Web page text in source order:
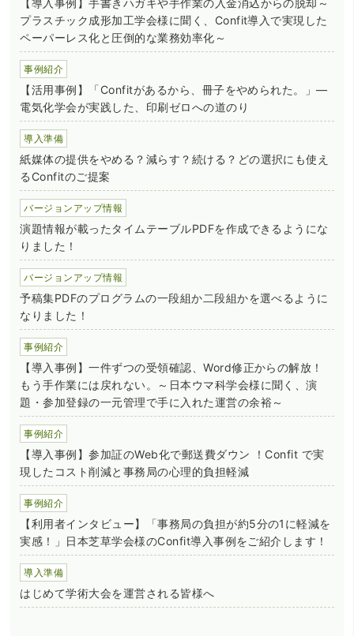
【導入事例】手書きハガキや手作業の入金消込からの脱却～
プラスチック成形加工学会様に聞く、Confit導入で実現した
ペーパーレス化と圧倒的な業務効率化～
事例紹介
【活用事例】「Confitがあるから、冊子をやめられた。」―
電気化学会が実践した、印刷ゼロへの道のり
導入準備
紙媒体の提供をやめる？減らす？続ける？どの選択にも使え
るConfitのご提案
バージョンアップ情報
演題情報が載ったタイムテーブルPDFを作成できるようにな
りました！
バージョンアップ情報
予稿集PDFのプログラムの一段組か二段組かを選べるように
なりました！
事例紹介
【導入事例】一件ずつの受領確認、Word修正からの解放！
もう手作業には戻れない。～日本ウマ科学会様に聞く、演
題・参加登録の一元管理で手に入れた運営の余裕～
事例紹介
【導入事例】参加証のWeb化で郵送費ダウン ！Confit で実
現したコスト削減と事務局の心理的負担軽減
事例紹介
【利用者インタビュー】「事務局の負担が約5分の1に軽減を
実感！」日本芝草学会様のConfit導入事例をご紹介します！
導入準備
はじめて学術大会を運営される皆様へ